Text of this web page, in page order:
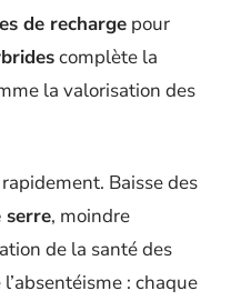
de recharge pour
complète la
la valorisation des
Baisse des
serre, moindre
de la santé des
: chaque